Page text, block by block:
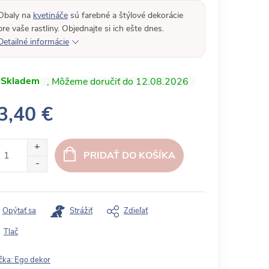
na kvetináče sú farebné a štýlové dekorácie
vaše rastliny. Objednajte si ich ešte dnes.
informácie
Skladem 12.08.2026
€
PRIDAŤ DO KOŠÍKA
Tlač
Opýtať sa Strážiť Zdieľať
Ego dekor